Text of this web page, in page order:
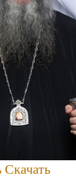
Скачать